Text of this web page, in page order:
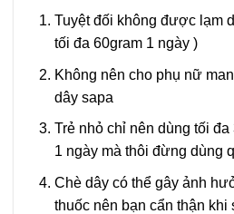
Tuyệt đối không được lạm
tối đa 60gram 1 ngày )
Không nên cho phụ nữ
dây sapa
Trẻ nhỏ chỉ nên dùng tối
1 ngày mà thôi đừng dùng
Chè dây có thể gây ảnh
thuốc nên bạn cẩn thận khi